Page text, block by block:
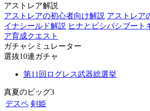
アストレア解説
アストレアの初心者向け解説 アストレア
イナシールド解説 ヒナとビシバシブート
ア育成クエスト
ガチャシミュレーター
選抜10連ガチャ
第11回ログレス武器総選挙
真夏のビッグ3
デスペ 剣姫